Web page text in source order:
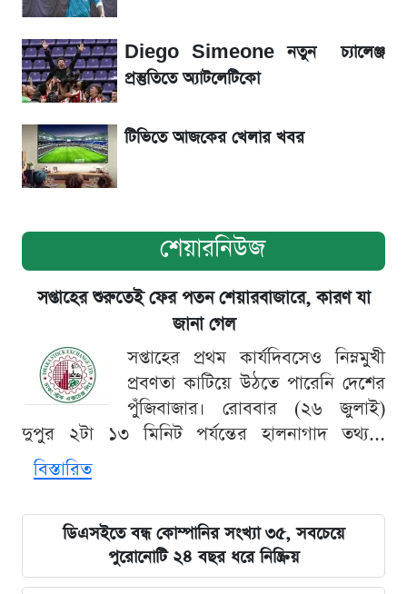
ড. ইউনূস বনাম তারেক রহমান—তুলনায় যা বললেন
কাদের সিদ্দিকী
Diego Simeone নতুন চ্যালেঞ্জ
প্রস্তুতিতে অ্যাটলেটিকো
টিভিতে আজকের খেলার খবর
শেয়ারনিউজ
সপ্তাহের শুরুতেই ফের পতন শেয়ারবাজারে, কারণ যা
জানা গেল
সপ্তাহের প্রথম কার্যদিবসেও নিম্নমুখী
প্রবণতা কাটিয়ে উঠতে পারেনি দেশের
পুঁজিবাজার। রোববার (২৬ জুলাই)
দুপুর ২টা ১৩ মিনিট পর্যন্তের হালনাগাদ তথ্য...
বিস্তারিত
ডিএসইতে বন্ধ কোম্পানির সংখ্যা ৩৫, সবচেয়ে
পুরোনোটি ২৪ বছর ধরে নিষ্ক্রিয়